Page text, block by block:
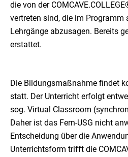
die von der
vertreten sind, die im Programm
Lehrgänge abzusagen. Bereits
erstattet.
Die Bildungsmaßnahme findet
statt. Der Unterricht erfolgt
sog. Virtual Classroom
Daher ist das Fern-USG nicht
Entscheidung über die
Unterrichtsform trifft die